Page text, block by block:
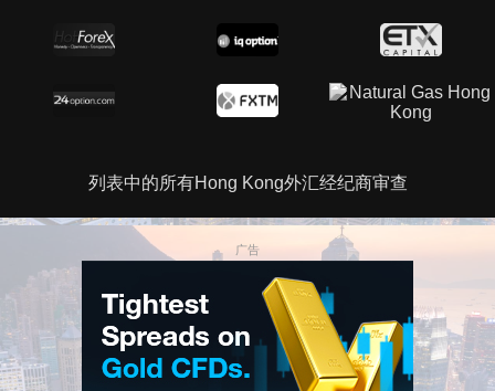
列表中的所有Hong Kong外汇经纪商审查
广告